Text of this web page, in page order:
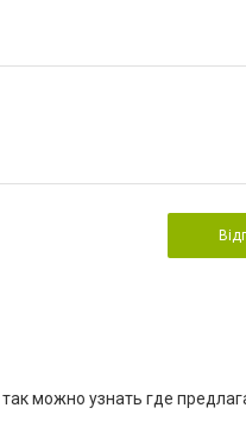
можно узнать где